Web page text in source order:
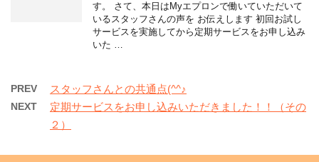
す。 さて、本日はMyエプロンで働いていただいて
いるスタッフさんの声を お伝えします 初回お試し
サービスを実施してから定期サービスをお申し込み
いた …
PREV スタッフさんとの共通点(^^♪
NEXT
定期サービスをお申し込みいただきました！！（その
２）